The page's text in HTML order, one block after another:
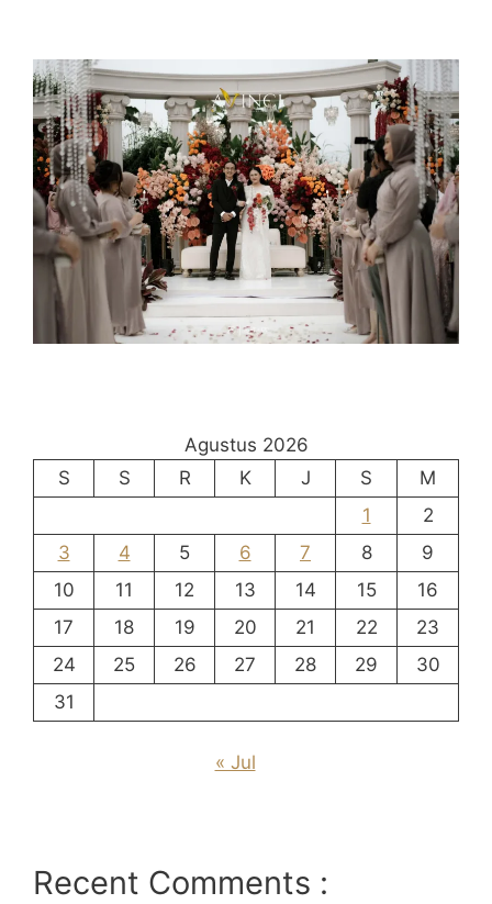
Agustus 2026
S
S R K J S
M
1
2
3
4 5 6 7 8
9
10
11 12 13 14 15
16
17
18 19 20 21 22
23
24
25 26 27 28 29
30
31
« Jul
Recent Comments :